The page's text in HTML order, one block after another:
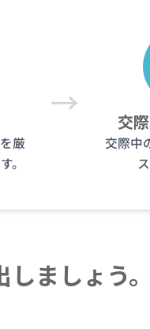
厳
。
→ 交
交際中
ましょう。